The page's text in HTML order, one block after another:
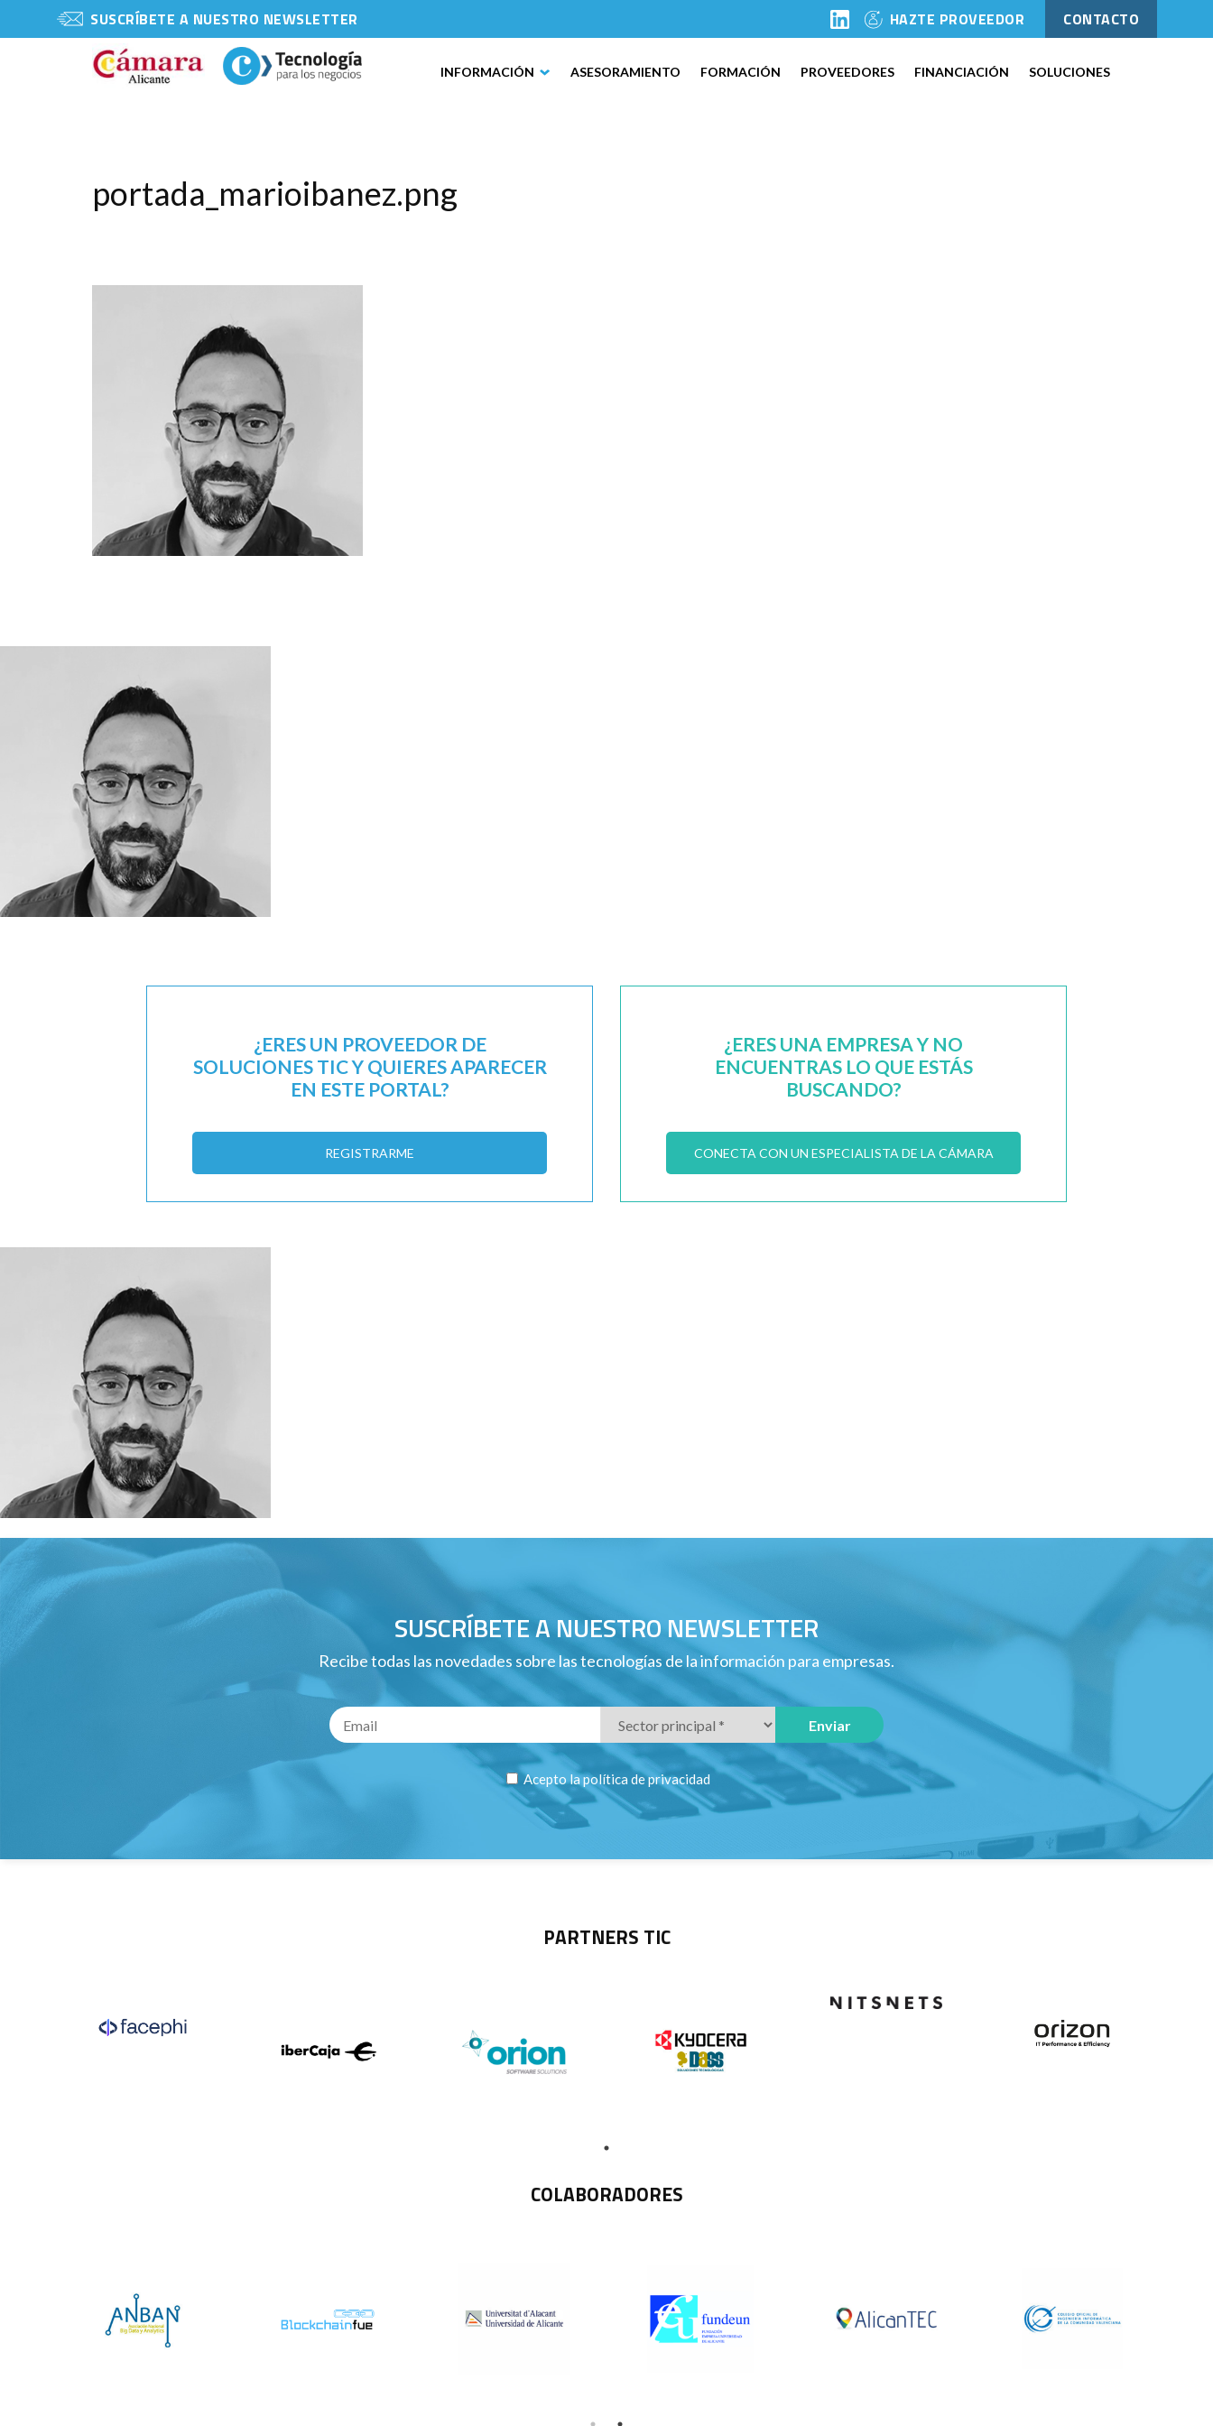
SUSCRÍBETE A NUESTRO NEWSLETTER HAZTE PROVEEDOR CONTACTO
INFORMACIÓN ASESORAMIENTO FORMACIÓN PROVEEDORES FINANCIACIÓN SOLUCIONES
portada_marioibanez.png
¿ERES UN PROVEEDOR DE
SOLUCIONES TIC Y QUIERES APARECER
EN ESTE PORTAL?
REGISTRARME
¿ERES UNA EMPRESA Y NO
ENCUENTRAS LO QUE ESTÁS
BUSCANDO?
CONECTA CON UN ESPECIALISTA DE LA CÁMARA
SUSCRÍBETE A NUESTRO NEWSLETTER
Recibe todas las novedades sobre las tecnologías de la información para empresas.
Acepto lapolítica de privacidad
PARTNERS TIC
COLABORADORES